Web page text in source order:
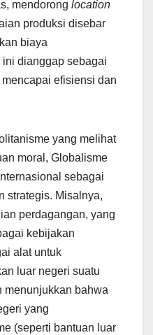
mendorong location
produksi disebar
biaya
dianggap sebagai
efisiensi dan
yang melihat
moral, Globalisme
sebagai
strategis. Misalnya,
perdagangan, yang
kebijakan
alat untuk
luar negeri suatu
menunjukkan bahwa
yang
(seperti bantuan luar